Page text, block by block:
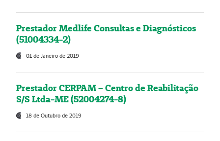
Prestador Medlife Consultas e Diagnósticos
(51004334-2)
01 de Janeiro de 2019
Prestador CERPAM – Centro de Reabilitação
S/S Ltda-ME (52004274-8)
18 de Outubro de 2019